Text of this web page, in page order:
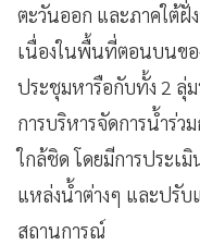
ตะวันออก และภาคใต้ฝั่
เนื่องในพื้นที่ตอนบนขอ
ประชุมหารือกับทั้ง 2 ลุ่
การบริหารจัดการน้ำร่ว
ใกล้ชิด โดยมีการประเ
แหล่งน้ำต่างๆ และปรับ
สถานการณ์